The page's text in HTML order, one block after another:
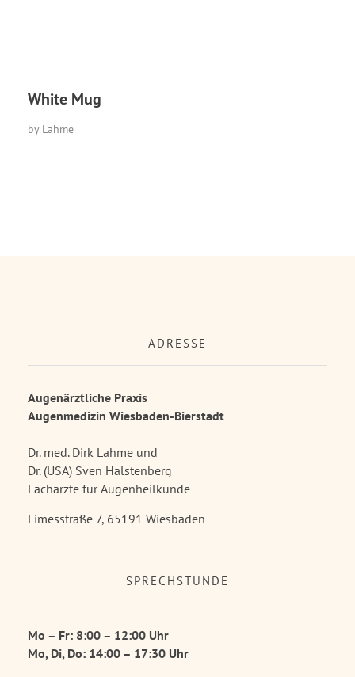
White Mug
by Lahme
ADRESSE
Augenärztliche Praxis
Augenmedizin Wiesbaden-Bierstadt
Dr. med. Dirk Lahme und
Dr. (USA) Sven Halstenberg
Fachärzte für Augenheilkunde
Limesstraße 7, 65191 Wiesbaden
SPRECHSTUNDE
Mo – Fr: 8:00 – 12:00 Uhr
Mo, Di, Do: 14:00 – 17:30 Uhr